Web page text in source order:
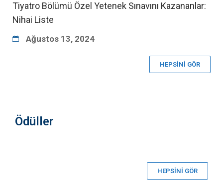
Tiyatro Bölümü Özel Yetenek Sınavını Kazananlar:
Nihai Liste
Ağustos 13, 2024
HEPSİNİ GÖR
Ödüller
13 Eylül 2023
Kadın Çalışmaları
HEPSİNİ GÖR